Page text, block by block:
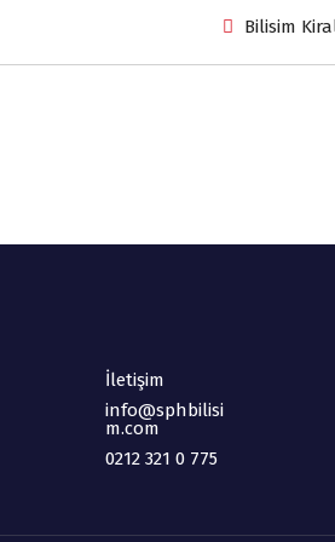
Bilisim
İletişim
info@sphbilisi
m.com
0212 321 0 775